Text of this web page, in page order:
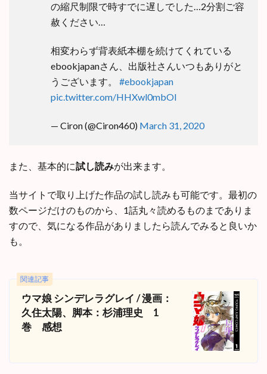
の縮尺制限で時すでに遅しでした…2分割ご容
赦ください…
相変わらず背表紙本棚を続けてくれている
ebookjapanさん、出版社さんいつもありがと
うございます。 #ebookjapan
pic.twitter.com/HHXwl0mbOI
— Ciron (@Ciron460) March 31, 2020
また、基本的に試し読みが出来ます。
当サイトで取り上げた作品の試し読みも可能です。最初の
数ページだけのものから、1話丸々読めるものまでありま
すので、気になる作品がありましたら読んでみると良いか
も。
関連記事
ウマ娘 シンデレラグレイ / 漫画：
久住太陽、脚本：杉浦理史 1
巻 感想